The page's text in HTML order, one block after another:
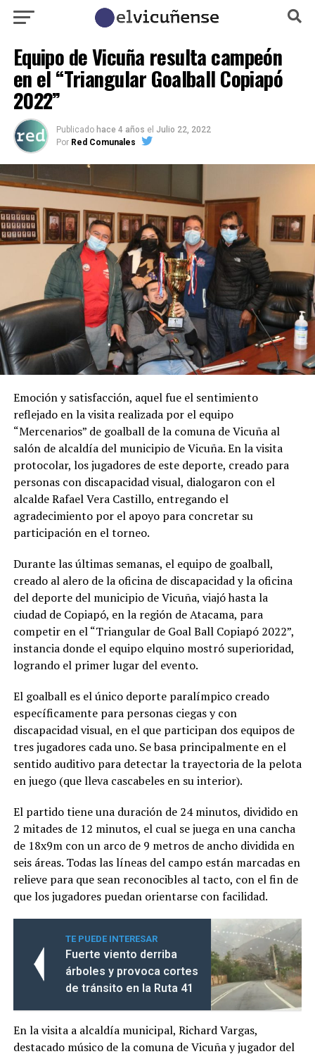
Equipo de Vicuña resulta campeón
en el “Triangular Goalball Copiapó
2022”
Publicado hace 4 años el Julio 22, 2022
Por Red Comunales
Emoción y satisfacción, aquel fue el sentimiento
reflejado en la visita realizada por el equipo
“Mercenarios” de goalball de la comuna de Vicuña al
salón de alcaldía del municipio de Vicuña. En la visita
protocolar, los jugadores de este deporte, creado para
personas con discapacidad visual, dialogaron con el
alcalde Rafael Vera Castillo, entregando el
agradecimiento por el apoyo para concretar su
participación en el torneo.
Durante las últimas semanas, el equipo de goalball,
creado al alero de la oficina de discapacidad y la oficina
del deporte del municipio de Vicuña, viajó hasta la
ciudad de Copiapó, en la región de Atacama, para
competir en el “Triangular de Goal Ball Copiapó 2022”,
instancia donde el equipo elquino mostró superioridad,
logrando el primer lugar del evento.
El goalball es el único deporte paralímpico creado
específicamente para personas ciegas y con
discapacidad visual, en el que participan dos equipos de
tres jugadores cada uno. Se basa principalmente en el
sentido auditivo para detectar la trayectoria de la pelota
en juego (que lleva cascabeles en su interior).
El partido tiene una duración de 24 minutos, dividido en
2 mitades de 12 minutos, el cual se juega en una cancha
de 18x9m con un arco de 9 metros de ancho dividida en
seis áreas. Todas las líneas del campo están marcadas en
relieve para que sean reconocibles al tacto, con el fin de
que los jugadores puedan orientarse con facilidad.
TE PUEDE INTERESAR
Fuerte viento derriba
árboles y provoca cortes
de tránsito en la Ruta 41
En la visita a alcaldía municipal, Richard Vargas,
destacado músico de la comuna de Vicuña y jugador del